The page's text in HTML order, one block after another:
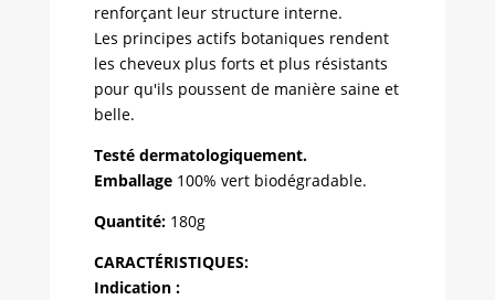
renforçant leur structure interne.
Les principes actifs botaniques rendent
les cheveux plus forts et plus résistants
pour qu'ils poussent de manière saine et
belle.
Testé dermatologiquement.
Emballage100% vert biodégradable.
Quantité:180g
CARACTÉRISTIQUES:
Indication :